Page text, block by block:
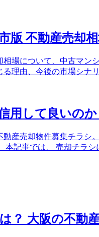
版 不動産売却
相場について、中古マ
理由、今後の市場シナ
用して良いの
産売却物件募集チラシ
本記事では、 売却チラ
？ 大阪の不動